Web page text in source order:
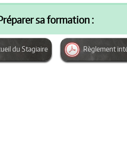
sa formation :
du Stagiaire Règlement